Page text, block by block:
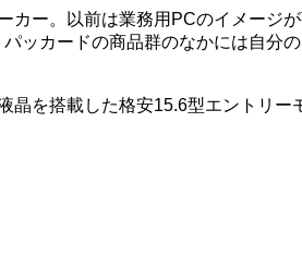
ー。以前は業務用PCのイメージ
カードの商品群のなかには自分
を搭載した格安15.6型エントリー